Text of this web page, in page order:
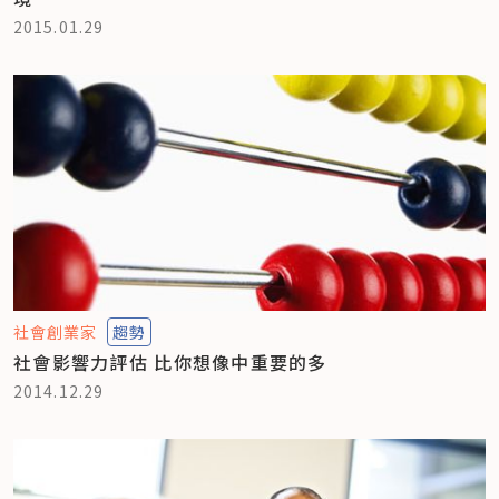
2015.01.29
社會創業家 趨勢
社會影響力評估 比你想像中重要的多
2014.12.29